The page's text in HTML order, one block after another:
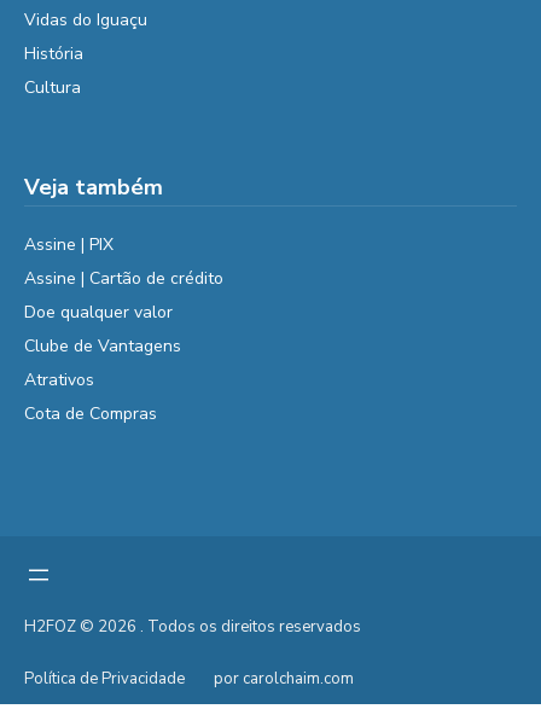
Vidas do Iguaçu
História
Cultura
Veja também
Assine | PIX
Assine | Cartão de crédito
Doe qualquer valor
Clube de Vantagens
Atrativos
Cota de Compras
H2FOZ © 2026 . Todos os direitos reservados
Política de Privacidade por carolchaim.com